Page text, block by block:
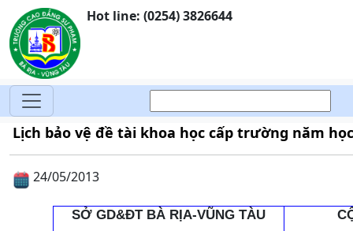
Hot line: (0254) 3826644
Lịch bảo vệ đề tài khoa học cấp trường năm học
24/05/2013
SỞ GD&ĐT BÀ RỊA-VŨNG TÀU